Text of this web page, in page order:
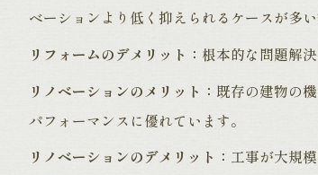
ベーションより低く抑えられるケースが多い
リフォームのデメリット： 根本的な問題解
リノベーションのメリット： 既存の建物の
パフォーマンスに優れています。
リノベーションのデメリット： 工事が大規